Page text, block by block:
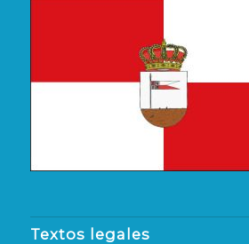
Textos legales